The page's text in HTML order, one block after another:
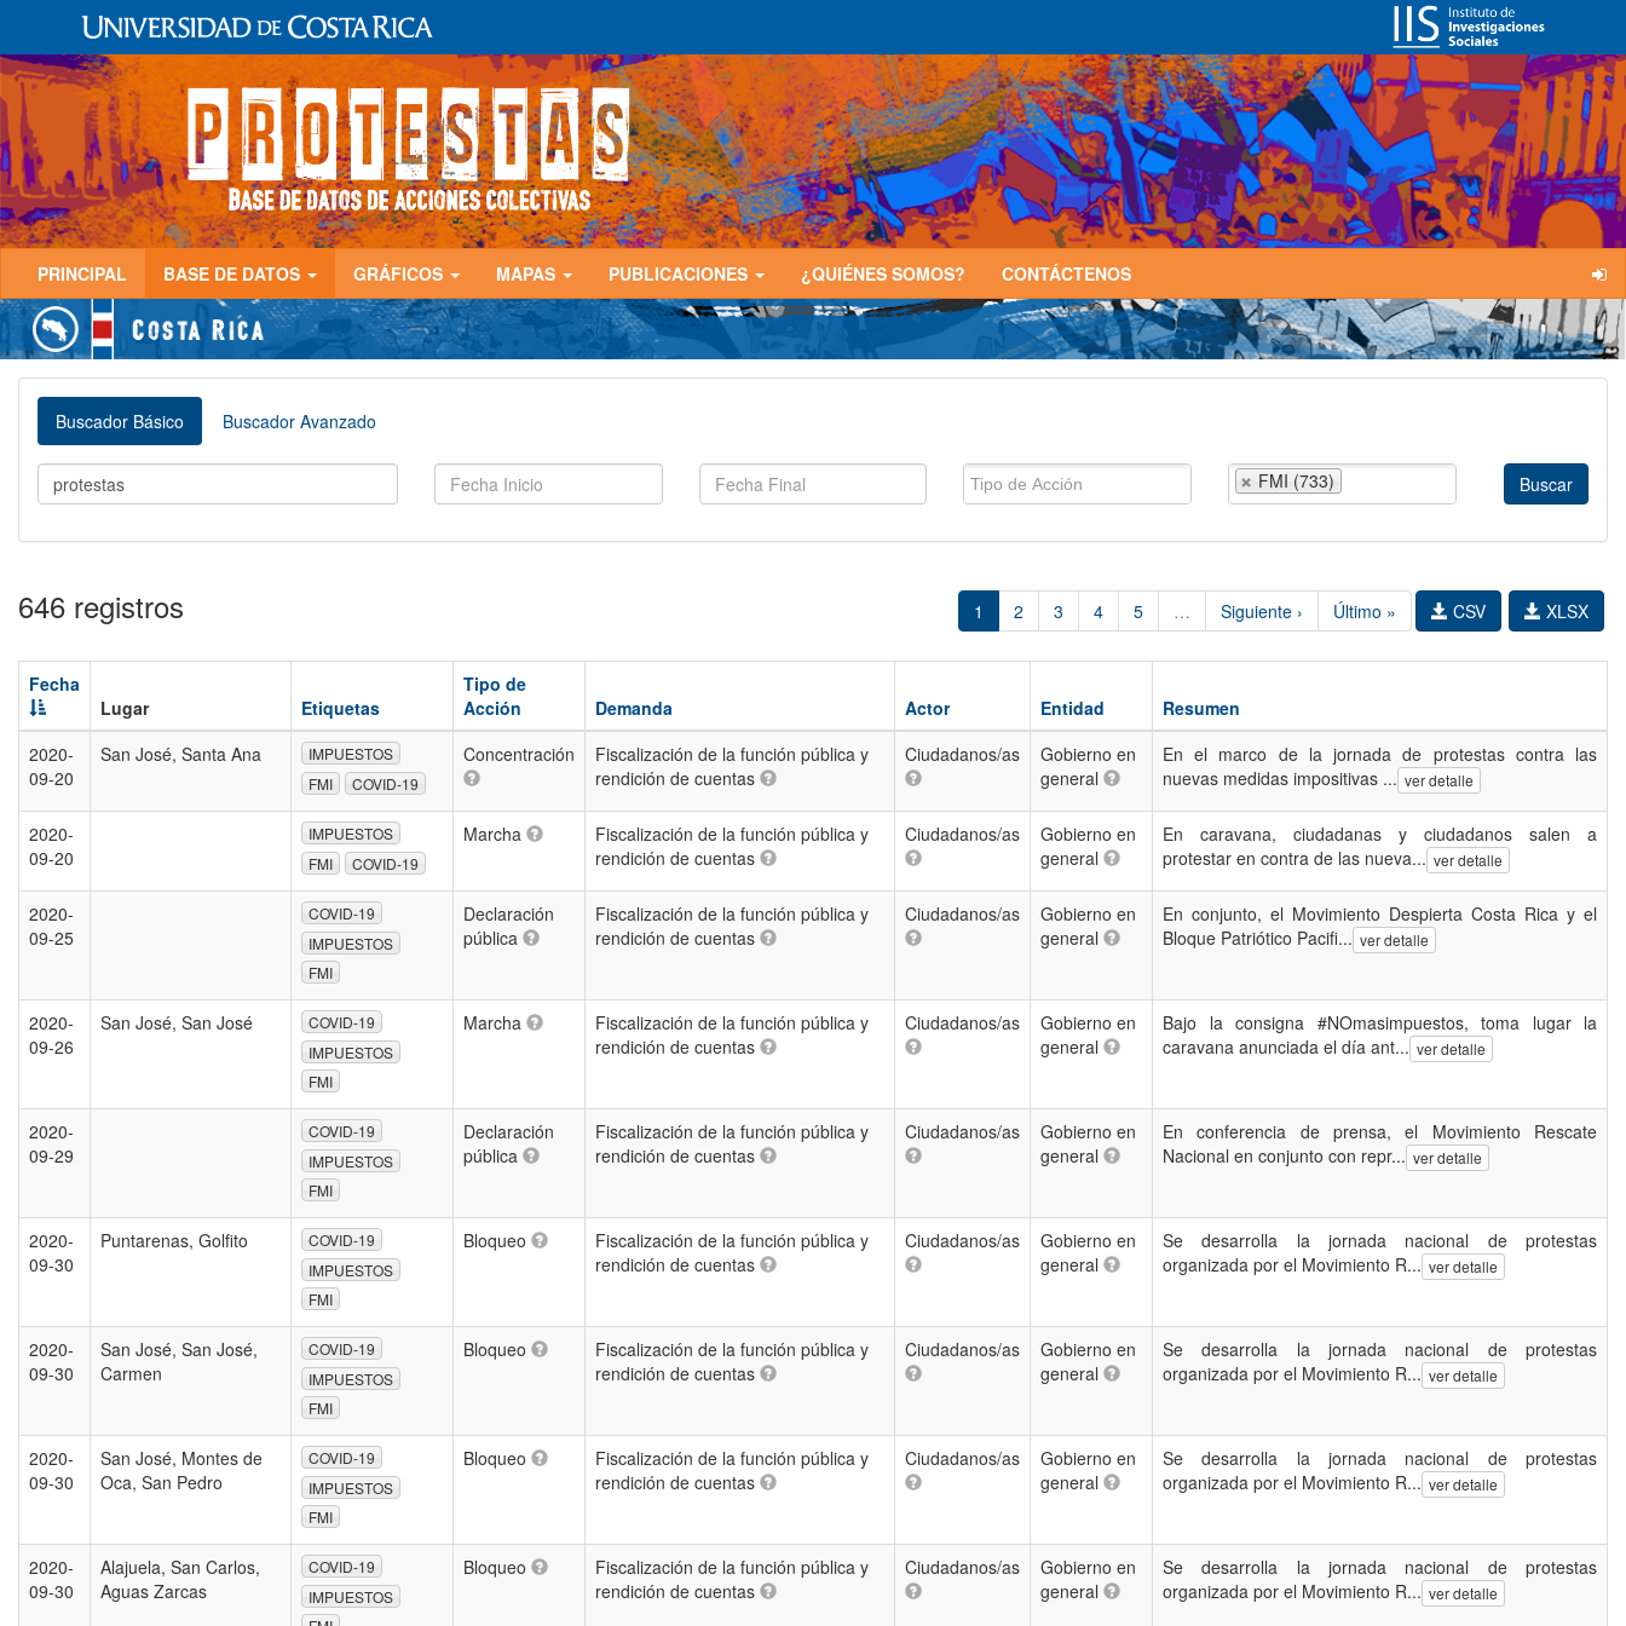
PRINCIPAL BASE DE DATOS GRÁFICOS MAPAS PUBLICACIONES ¿QUIÉNES SOMOS? CONTÁCTENOS
Buscador Básico Buscador Avanzado
FMI (733)
646 registros 1 2 3 4 5 … Siguiente › Último » XLSX
CSV
Fecha
Lugar
Etiquetas
Tipo de
Acción
Demanda Actor Entidad
Resumen
2020-
09-20
San José, Santa Ana
IMPUESTOS
FMI
COVID-19
Concentración
Fiscalización de la función pública y
rendición de cuentas
Ciudadanos/as
Gobierno en
general
En el marco de la jornada de protestas contra las
nuevas medidas impositivas ... ver detalle
2020-
09-20
IMPUESTOS
FMI
COVID-19
Marcha
Fiscalización de la función pública y
rendición de cuentas
Ciudadanos/as
Gobierno en
general
En caravana, ciudadanas y ciudadanos salen a
protestar en contra de las nueva... ver detalle
2020-
09-25
COVID-19
IMPUESTOS
FMI
Declaración
pública
Fiscalización de la función pública y
rendición de cuentas
Ciudadanos/as
Gobierno en
general
En conjunto, el Movimiento Despierta Costa Rica y el
Bloque Patriótico Pacifi... ver detalle
2020-
09-26
San José, San José
COVID-19
IMPUESTOS
FMI
Marcha
Fiscalización de la función pública y
rendición de cuentas
Ciudadanos/as
Gobierno en
general
Bajo la consigna #NOmasimpuestos, toma lugar la
caravana anunciada el día ant... ver detalle
2020-
09-29
COVID-19
IMPUESTOS
FMI
Declaración
pública
Fiscalización de la función pública y
rendición de cuentas
Ciudadanos/as
Gobierno en
general
En conferencia de prensa, el Movimiento Rescate
Nacional en conjunto con repr... ver detalle
2020-
09-30
Puntarenas, Golfito
COVID-19
IMPUESTOS
FMI
Bloqueo
Fiscalización de la función pública y
rendición de cuentas
Ciudadanos/as
Gobierno en
general
Se desarrolla la jornada nacional de protestas
organizada por el Movimiento R... ver detalle
2020-
09-30
San José, San José,
Carmen
COVID-19
IMPUESTOS
FMI
Bloqueo
Fiscalización de la función pública y
rendición de cuentas
Ciudadanos/as
Gobierno en
general
Se desarrolla la jornada nacional de protestas
organizada por el Movimiento R... ver detalle
2020-
09-30
San José, Montes de
Oca, San Pedro
COVID-19
IMPUESTOS
FMI
Bloqueo
Fiscalización de la función pública y
rendición de cuentas
Ciudadanos/as
Gobierno en
general
Se desarrolla la jornada nacional de protestas
organizada por el Movimiento R... ver detalle
2020-
09-30
Alajuela, San Carlos,
Aguas Zarcas
COVID-19
IMPUESTOS
Bloqueo
Fiscalización de la función pública y
rendición de cuentas
Ciudadanos/as
Gobierno en
general
Se desarrolla la jornada nacional de protestas
organizada por el Movimiento R... ver detalle